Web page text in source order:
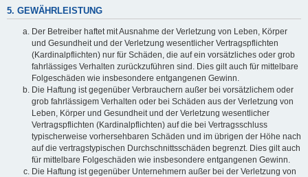
5. GEWÄHRLEISTUNG
Der Betreiber haftet mit Ausnahme der Verletzung von Leben, Körper
und Gesundheit und der Verletzung wesentlicher Vertragspflichten
(Kardinalpflichten) nur für Schäden, die auf ein vorsätzliches oder grob
fahrlässiges Verhalten zurückzuführen sind. Dies gilt auch für mittelbare
Folgeschäden wie insbesondere entgangenen Gewinn.
Die Haftung ist gegenüber Verbrauchern außer bei vorsätzlichem oder
grob fahrlässigem Verhalten oder bei Schäden aus der Verletzung von
Leben, Körper und Gesundheit und der Verletzung wesentlicher
Vertragspflichten (Kardinalpflichten) auf die bei Vertragsschluss
typischerweise vorhersehbaren Schäden und im übrigen der Höhe nach
auf die vertragstypischen Durchschnittsschäden begrenzt. Dies gilt auch
für mittelbare Folgeschäden wie insbesondere entgangenen Gewinn.
Die Haftung ist gegenüber Unternehmern außer bei der Verletzung von